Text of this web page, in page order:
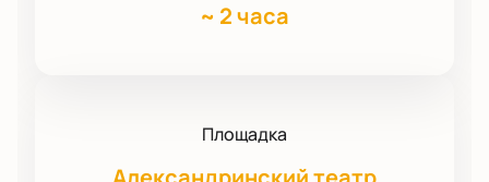
~ 2 часа
Площадка